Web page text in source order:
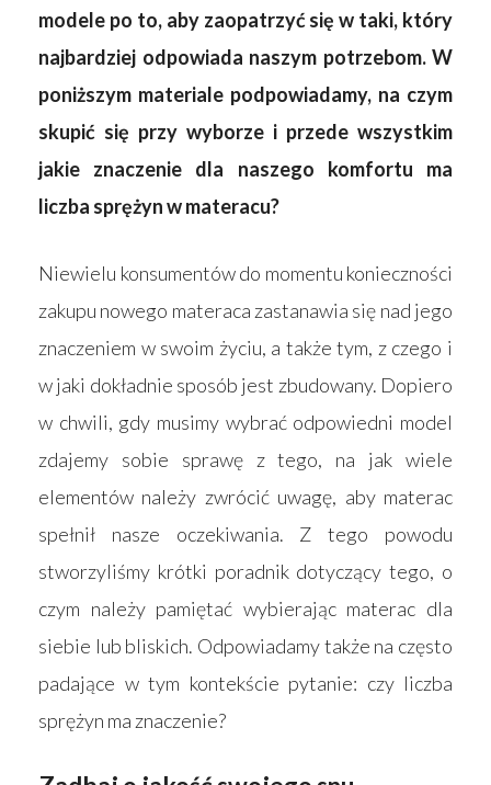
modele po to, aby zaopatrzyć się w taki, który
najbardziej odpowiada naszym potrzebom. W
poniższym materiale podpowiadamy, na czym
skupić się przy wyborze i przede wszystkim
jakie znaczenie dla naszego komfortu ma
liczba sprężyn w materacu?
Niewielu konsumentów do momentu konieczności
zakupu nowego materaca zastanawia się nad jego
znaczeniem w swoim życiu, a także tym, z czego i
w jaki dokładnie sposób jest zbudowany. Dopiero
w chwili, gdy musimy wybrać odpowiedni model
zdajemy sobie sprawę z tego, na jak wiele
elementów należy zwrócić uwagę, aby materac
spełnił nasze oczekiwania. Z tego powodu
stworzyliśmy krótki poradnik dotyczący tego, o
czym należy pamiętać wybierając materac dla
siebie lub bliskich. Odpowiadamy także na często
padające w tym kontekście pytanie: czy liczba
sprężyn ma znaczenie?